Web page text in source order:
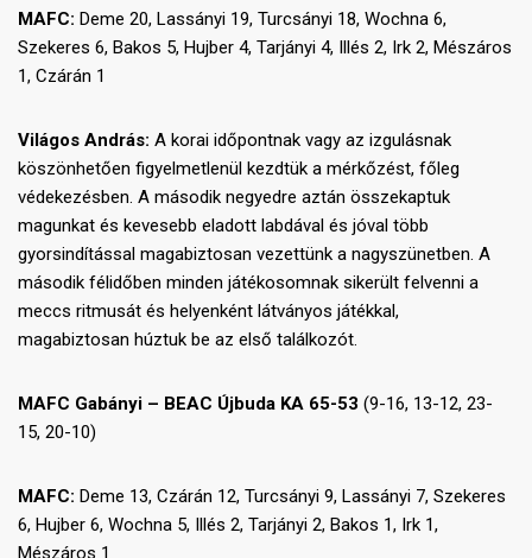
MAFC: Deme 20, Lassányi 19, Turcsányi 18, Wochna 6,
Szekeres 6, Bakos 5, Hujber 4, Tarjányi 4, Illés 2, Irk 2, Mészáros
1, Czárán 1
Világos András: A korai időpontnak vagy az izgulásnak
köszönhetően figyelmetlenül kezdtük a mérkőzést, főleg
védekezésben. A második negyedre aztán összekaptuk
magunkat és kevesebb eladott labdával és jóval több
gyorsindítással magabiztosan vezettünk a nagyszünetben. A
második félidőben minden játékosomnak sikerült felvenni a
meccs ritmusát és helyenként látványos játékkal,
magabiztosan húztuk be az első találkozót.
MAFC Gabányi – BEAC Újbuda KA 65-53 (9-16, 13-12, 23-
15, 20-10)
MAFC: Deme 13, Czárán 12, Turcsányi 9, Lassányi 7, Szekeres
6, Hujber 6, Wochna 5, Illés 2, Tarjányi 2, Bakos 1, Irk 1,
Mészáros 1